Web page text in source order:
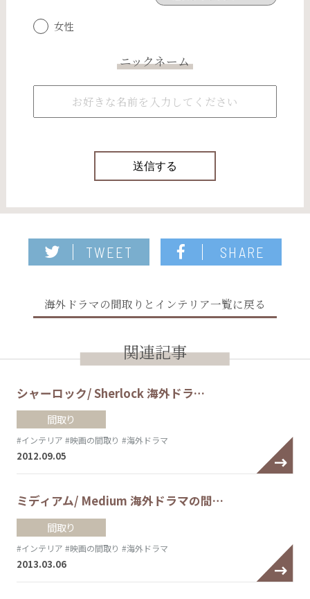
女性
ニックネーム
TWEET SHARE
海外ドラマの間取りとインテリア一覧に戻る
関連記事
シャーロック/ Sherlock 海外ドラ…
間取り
#インテリア #映画の間取り #海外ドラマ
2012.09.05
ミディアム/ Medium 海外ドラマの間…
間取り
#インテリア #映画の間取り #海外ドラマ
2013.03.06